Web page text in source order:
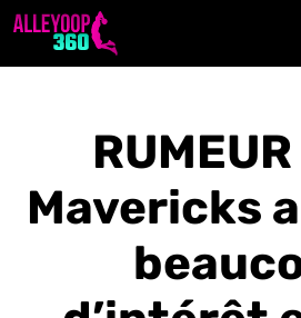
Aller
Mavericks